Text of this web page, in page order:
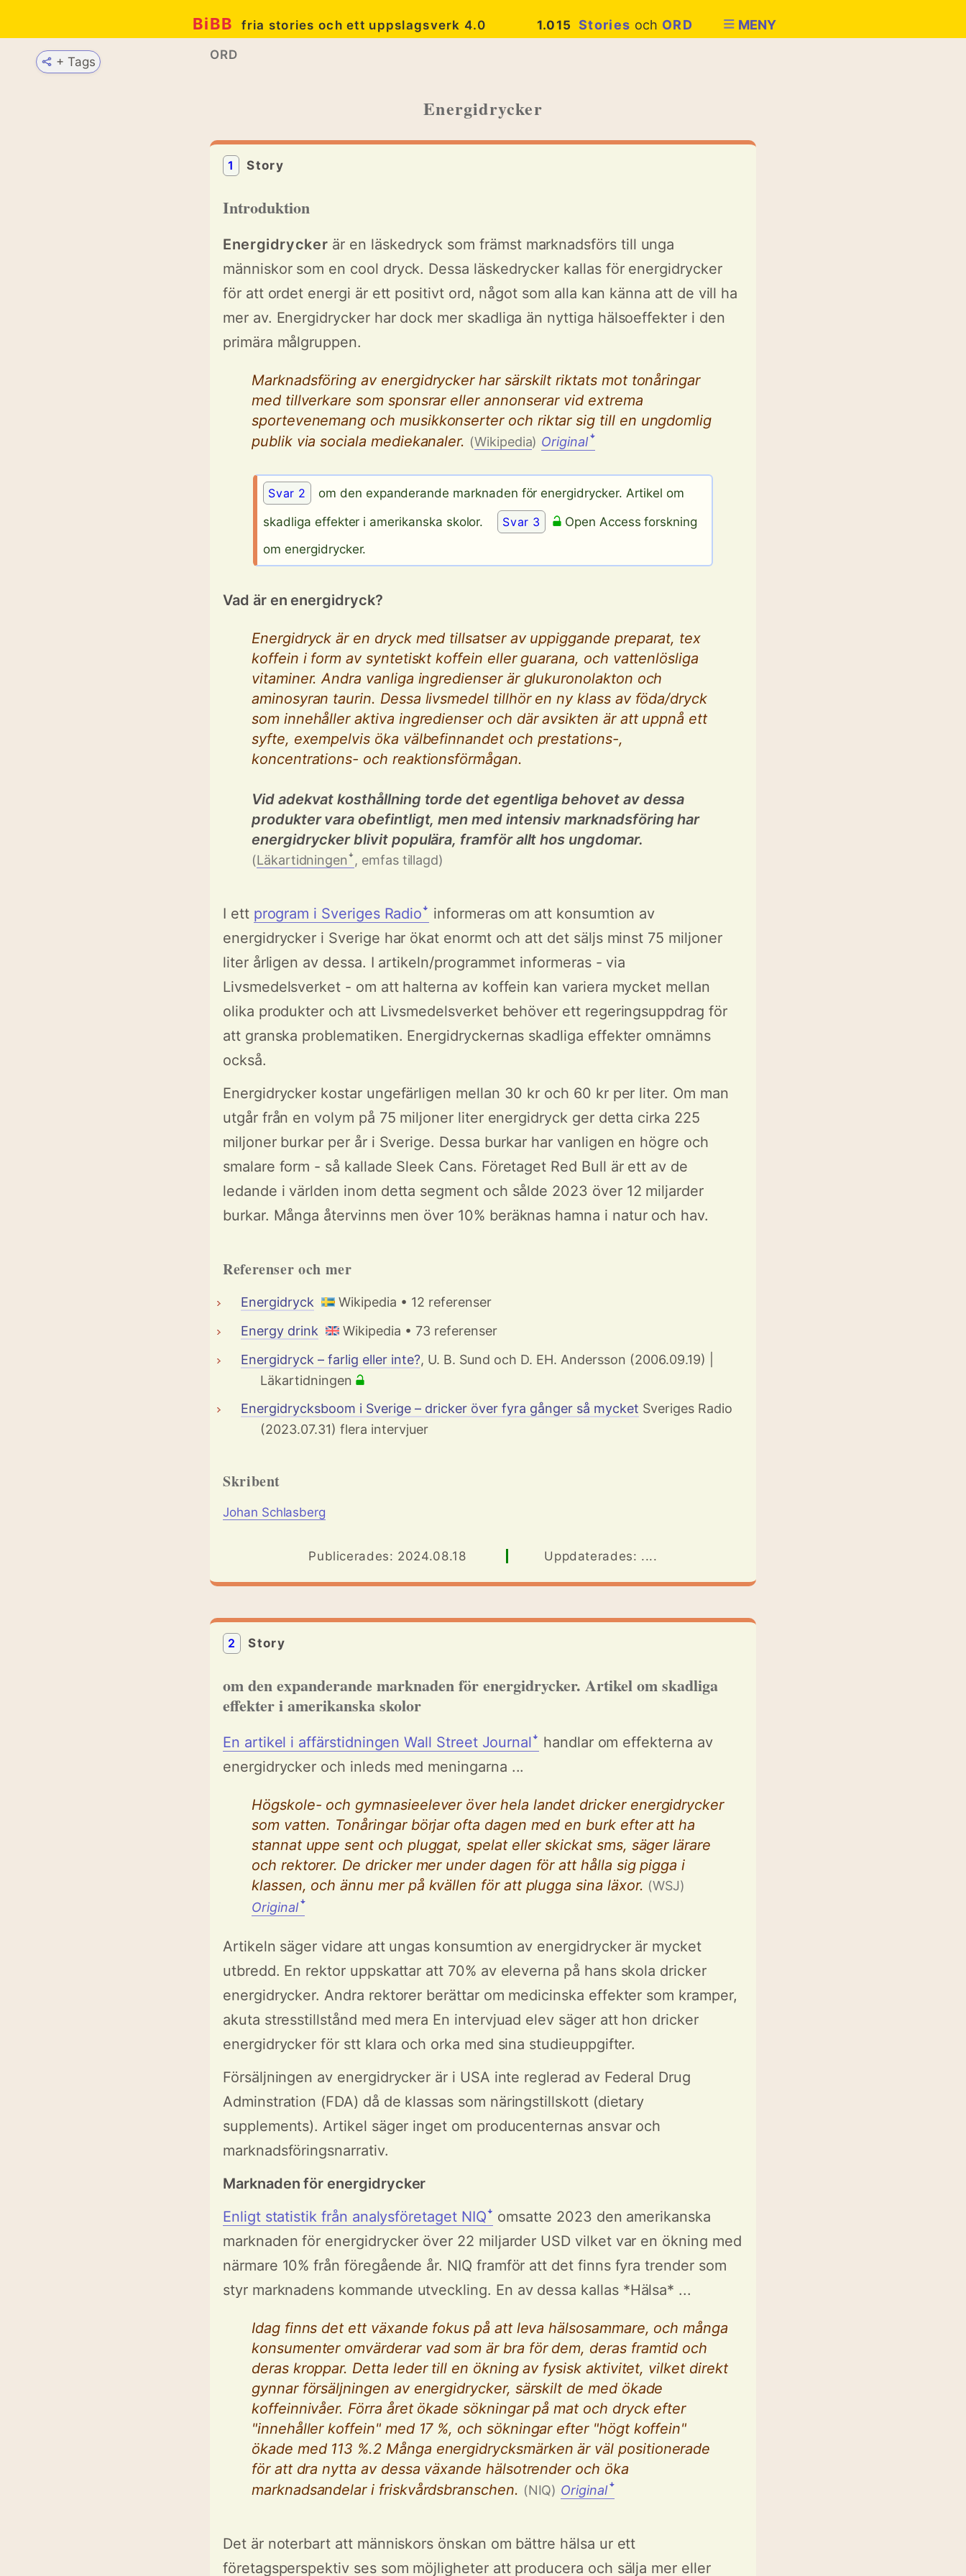
BiBB fria stories och ett uppslagsverk 4.0 1.015 Stories och ORD MENY
ORD
+ Tags
Energidrycker
1 Story
Introduktion
Energidrycker är en läskedryck som främst marknadsförs till unga
människor som en cool dryck. Dessa läskedrycker kallas för energidrycker
för att ordet energi är ett positivt ord, något som alla kan känna att de vill ha
mer av. Energidrycker har dock mer skadliga än nyttiga hälsoeffekter i den
primära målgruppen.
Marknadsföring av energidrycker har särskilt riktats mot tonåringar
med tillverkare som sponsrar eller annonserar vid extrema
sportevenemang och musikkonserter och riktar sig till en ungdomlig
publik via sociala mediekanaler. (Wikipedia) Originalꜜ
Svar 2
om den expanderande marknaden för energidrycker. Artikel om
skadliga effekter i amerikanska skolor.
Svar 3
Open Access forskning
om energidrycker.
Vad är en energidryck?
Energidryck är en dryck med tillsatser av uppiggande preparat, tex
koffein i form av syntetiskt koffein eller guarana, och vattenlösliga
vitaminer. Andra vanliga ingredienser är glukuronolakton och
aminosyran taurin. Dessa livsmedel tillhör en ny klass av föda/dryck
som innehåller aktiva ingredienser och där avsikten är att uppnå ett
syfte, exempelvis öka välbefinnandet och prestations-,
koncentrations- och reaktionsförmågan.
Vid adekvat kosthållning torde det egentliga behovet av dessa
produkter vara obefintligt, men med intensiv marknadsföring har
energidrycker blivit populära, framför allt hos ungdomar.
(Läkartidningenꜜ, emfas tillagd)
I ett program i Sveriges Radioꜜ informeras om att konsumtion av
energidrycker i Sverige har ökat enormt och att det säljs minst 75 miljoner
liter årligen av dessa. I artikeln/programmet informeras - via
Livsmedelsverket - om att halterna av koffein kan variera mycket mellan
olika produkter och att Livsmedelsverket behöver ett regeringsuppdrag för
att granska problematiken. Energidryckernas skadliga effekter omnämns
också.
Energidrycker kostar ungefärligen mellan 30 kr och 60 kr per liter. Om man
utgår från en volym på 75 miljoner liter energidryck ger detta cirka 225
miljoner burkar per år i Sverige. Dessa burkar har vanligen en högre och
smalare form - så kallade Sleek Cans. Företaget Red Bull är ett av de
ledande i världen inom detta segment och sålde 2023 över 12 miljarder
burkar. Många återvinns men över 10% beräknas hamna i natur och hav.
Referenser och mer
Energidryck
Wikipedia • 12 referenser
Energy drink
Wikipedia • 73 referenser
Energidryck – farlig eller inte?, U. B. Sund och D. EH. Andersson (2006.09.19) |
Läkartidningen
Energidrycksboom i Sverige – dricker över fyra gånger så mycket Sveriges Radio
(2023.07.31) flera intervjuer
Skribent
Johan Schlasberg
Publicerades: 2024.08.18 Uppdaterades: ....
2 Story
om den expanderande marknaden för energidrycker. Artikel om skadliga
effekter i amerikanska skolor
En artikel i affärstidningen Wall Street Journalꜜ handlar om effekterna av
energidrycker och inleds med meningarna ...
Högskole- och gymnasieelever över hela landet dricker energidrycker
som vatten. Tonåringar börjar ofta dagen med en burk efter att ha
stannat uppe sent och pluggat, spelat eller skickat sms, säger lärare
och rektorer. De dricker mer under dagen för att hålla sig pigga i
klassen, och ännu mer på kvällen för att plugga sina läxor. (WSJ)
Originalꜜ
Artikeln säger vidare att ungas konsumtion av energidrycker är mycket
utbredd. En rektor uppskattar att 70% av eleverna på hans skola dricker
energidrycker. Andra rektorer berättar om medicinska effekter som kramper,
akuta stresstillstånd med mera En intervjuad elev säger att hon dricker
energidrycker för stt klara och orka med sina studieuppgifter.
Försäljningen av energidrycker är i USA inte reglerad av Federal Drug
Adminstration (FDA) då de klassas som näringstillskott (dietary
supplements). Artikel säger inget om producenternas ansvar och
marknadsföringsnarrativ.
Marknaden för energidrycker
Enligt statistik från analysföretaget NIQꜜ omsatte 2023 den amerikanska
marknaden för energidrycker över 22 miljarder USD vilket var en ökning med
närmare 10% från föregående år. NIQ framför att det finns fyra trender som
styr marknadens kommande utveckling. En av dessa kallas *Hälsa* ...
Idag finns det ett växande fokus på att leva hälsosammare, och många
konsumenter omvärderar vad som är bra för dem, deras framtid och
deras kroppar. Detta leder till en ökning av fysisk aktivitet, vilket direkt
gynnar försäljningen av energidrycker, särskilt de med ökade
koffeinnivåer. Förra året ökade sökningar på mat och dryck efter
"innehåller koffein" med 17 %, och sökningar efter "högt koffein"
ökade med 113 %.2 Många energidrycksmärken är väl positionerade
för att dra nytta av dessa växande hälsotrender och öka
marknadsandelar i friskvårdsbranschen. (NIQ) Originalꜜ
Det är noterbart att människors önskan om bättre hälsa ur ett
företagsperspektiv ses som möjligheter att producera och sälja mer eller